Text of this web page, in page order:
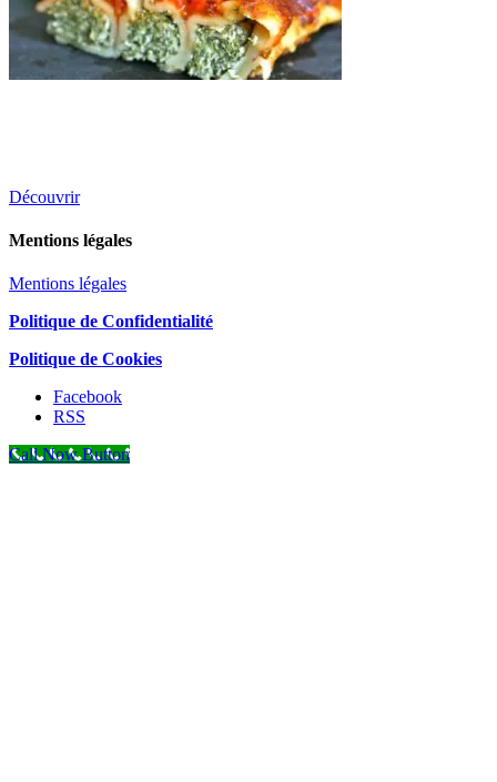
Découvrir
Mentions légales
Mentions légales
Politique de Confidentialité
Politique de Cookies
Facebook
RSS
Call Now Button